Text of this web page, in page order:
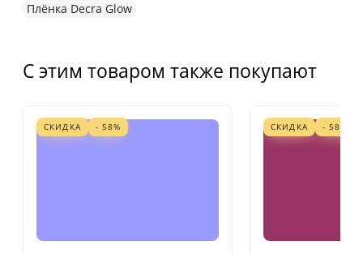
Плёнка Decra Glow
С этим товаром также покупают
СКИДКА - 58% СКИДКА - 58%